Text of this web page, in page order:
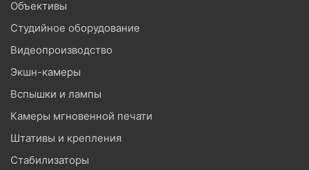
Объективы
Студийное оборудование
Видеопроизводство
Экшн-камеры
Вспышки и лампы
Камеры мгновенной печати
Штативы и крепления
Стабилизаторы